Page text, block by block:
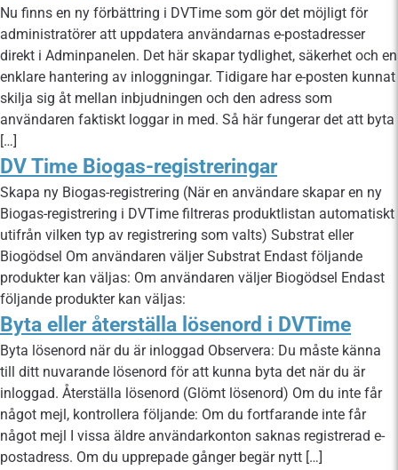
Nu finns en ny förbättring i DVTime som gör det möjligt för
administratörer att uppdatera användarnas e-postadresser
direkt i Adminpanelen. Det här skapar tydlighet, säkerhet och en
enklare hantering av inloggningar. Tidigare har e-posten kunnat
skilja sig åt mellan inbjudningen och den adress som
användaren faktiskt loggar in med. Så här fungerar det att byta
[…]
DV Time Biogas-registreringar
Skapa ny Biogas-registrering (När en användare skapar en ny
Biogas-registrering i DVTime filtreras produktlistan automatiskt
utifrån vilken typ av registrering som valts) Substrat eller
Biogödsel Om användaren väljer Substrat Endast följande
produkter kan väljas: Om användaren väljer Biogödsel Endast
följande produkter kan väljas:
Byta eller återställa lösenord i DVTime
Byta lösenord när du är inloggad Observera: Du måste känna
till ditt nuvarande lösenord för att kunna byta det när du är
inloggad. Återställa lösenord (Glömt lösenord) Om du inte får
något mejl, kontrollera följande: Om du fortfarande inte får
något mejl I vissa äldre användarkonton saknas registrerad e-
postadress. Om du upprepade gånger begär nytt […]